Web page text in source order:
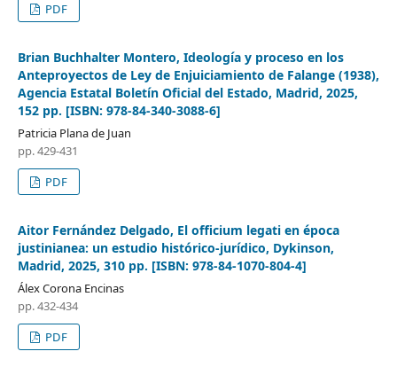
PDF
Brian Buchhalter Montero, Ideología y proceso en los
Anteproyectos de Ley de Enjuiciamiento de Falange (1938),
Agencia Estatal Boletín Oficial del Estado, Madrid, 2025,
152 pp. [ISBN: 978-84-340-3088-6]
Patricia Plana de Juan
pp. 429-431
PDF
Aitor Fernández Delgado, El officium legati en época
justinianea: un estudio histórico-jurídico, Dykinson,
Madrid, 2025, 310 pp. [ISBN: 978-84-1070-804-4]
Álex Corona Encinas
pp. 432-434
PDF